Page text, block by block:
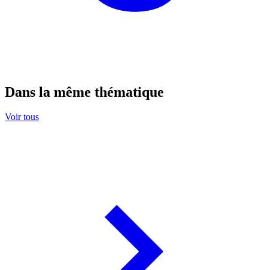
Dans la même thématique
Voir tous